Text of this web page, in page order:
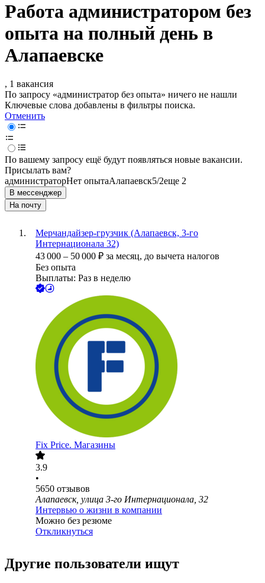
Работа администратором без
опыта на полный день в
Алапаевске
, 1 вакансия
По запросу «администратор без опыта» ничего не нашли
Ключевые слова добавлены в фильтры поиска.
Отменить
По вашему запросу ещё будут появляться новые вакансии.
Присылать вам?
администраторНет опытаАлапаевск5/2еще 2
В мессенджер
На почту
Мерчандайзер-грузчик (Алапаевск, 3-го
Интернационала 32)
43 000 – 50 000 ₽ за месяц, до вычета налогов
Без опыта
Выплаты: Раз в неделю
Fix Price. Магазины
3.9
•
5650 отзывов
Алапаевск, улица 3-го Интернационала, 32
Интервью о жизни в компании
Можно без резюме
Откликнуться
Другие пользователи ищут